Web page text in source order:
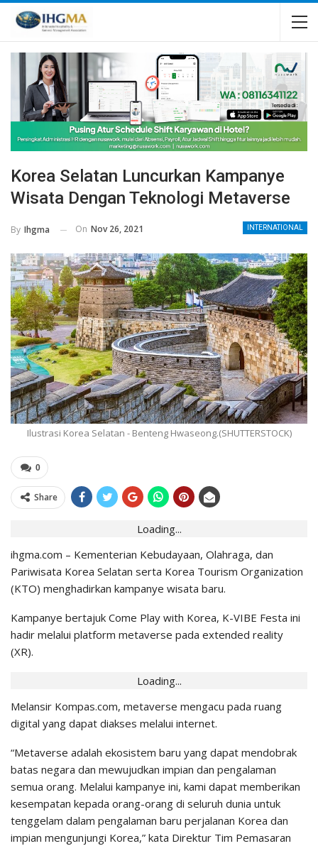
Korea Selatan Luncurkan Kampanye
Wisata Dengan Teknologi Metaverse
INTERNATIONAL
By Ihgma On Nov 26, 2021
Ilustrasi Korea Selatan - Benteng Hwaseong.(SHUTTERSTOCK)
0
Share
Loading...
ihgma.com – Kementerian Kebudayaan, Olahraga, dan
Pariwisata Korea Selatan serta Korea Tourism Organization
(KTO) menghadirkan kampanye wisata baru.
Kampanye bertajuk Come Play with Korea, K-VIBE Festa ini
hadir melalui platform metaverse pada extended reality
(XR).
Loading...
Melansir Kompas.com, metaverse mengacu pada ruang
digital yang dapat diakses melalui internet.
“Metaverse adalah ekosistem baru yang dapat mendobrak
batas negara dan mewujudkan impian dan pengalaman
semua orang. Melalui kampanye ini, kami dapat memberikan
kesempatan kepada orang-orang di seluruh dunia untuk
tenggelam dalam pengalaman baru perjalanan Korea dan
impian mengunjungi Korea,” kata Direktur Tim Pemasaran